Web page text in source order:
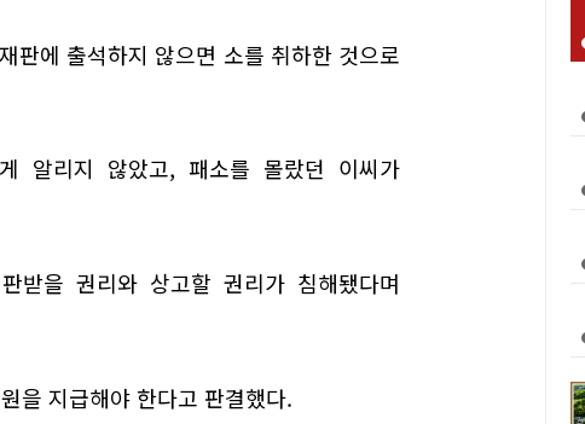
판에 출석하지 않으면 소를 취하한 것으로
알리지 않았고, 패소를 몰랐던 이씨가
받을 권리와 상고할 권리가 침해됐다며
을 지급해야 한다고 판결했다.